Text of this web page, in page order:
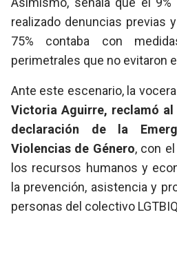
realizado denuncias previas
75% contaba con
perimetrales que no evitaron
Ante este escenario, la
Victoria Aguirre, reclamó al
declaración de la
Violencias de Género, con
los recursos humanos y
la prevención, asistencia y
personas del colectivo